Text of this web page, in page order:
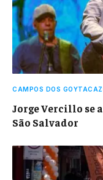
CAMPOS DOS
Jorge Vercillo se
São Salvador